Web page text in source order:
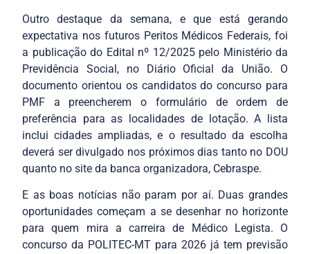
Outro destaque da semana, e que está gerando
expectativa nos futuros Peritos Médicos Federais, foi
a publicação do Edital nº 12/2025 pelo Ministério da
Previdência Social, no Diário Oficial da União. O
documento orientou os candidatos do concurso para
PMF a preencherem o formulário de ordem de
preferência para as localidades de lotação. A lista
inclui cidades ampliadas, e o resultado da escolha
deverá ser divulgado nos próximos dias tanto no DOU
quanto no site da banca organizadora, Cebraspe.
E as boas notícias não param por aí. Duas grandes
oportunidades começam a se desenhar no horizonte
para quem mira a carreira de Médico Legista. O
concurso da POLITEC-MT para 2026 já tem previsão